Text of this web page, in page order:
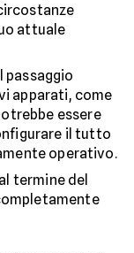
attuale
passaggio
apparati, come
essere
il tutto
operativo.
termine del